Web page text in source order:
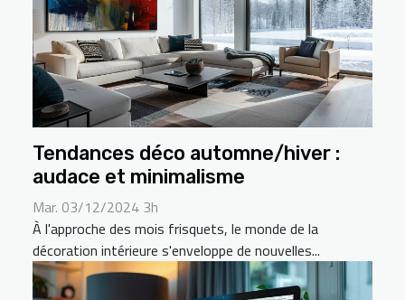
Tendances déco automne/hiver :
audace et minimalisme
Mar. 03/12/2024 3h
À l'approche des mois frisquets, le monde de la
décoration intérieure s'enveloppe de nouvelles...